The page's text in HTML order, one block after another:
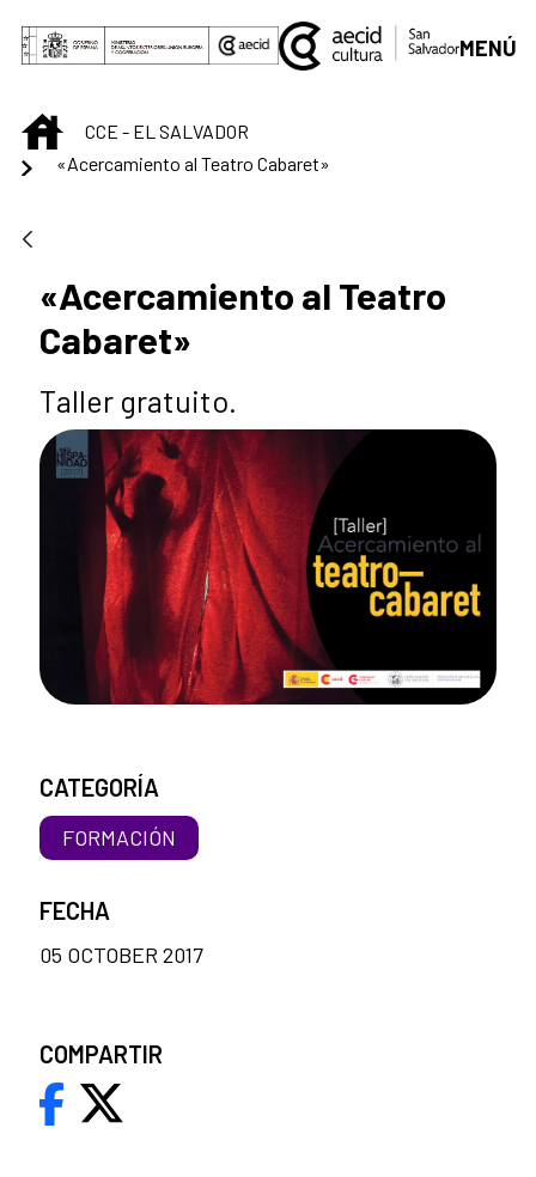
Skip to Main Content
MENÚ
INICIOCCE - EL SALVADOR
«Acercamiento al Teatro Cabaret»
«Acercamiento al Teatro
Cabaret»
Taller gratuito.
CATEGORÍA
FORMACIÓN
FECHA
05 OCTOBER 2017
COMPARTIR